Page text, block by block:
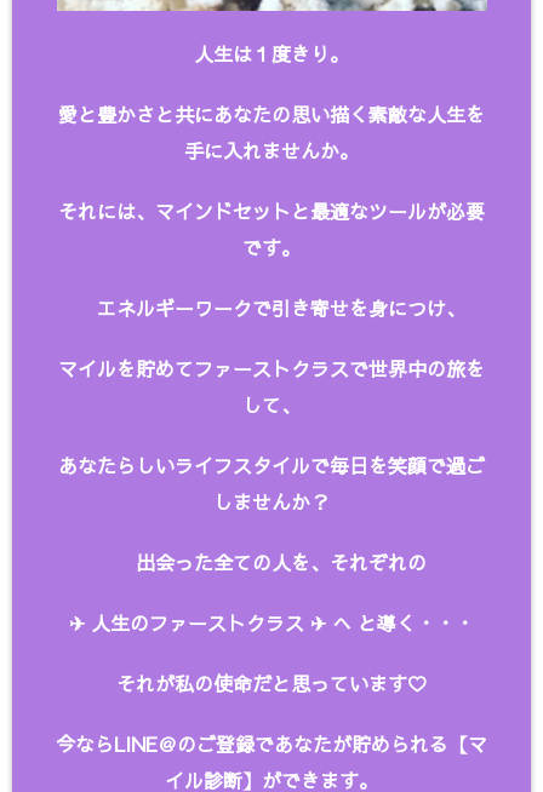
人生は１度きり。
愛と豊かさと共にあなたの思い描く素敵な人生を
手に入れませんか。
それには、マインドセットと最適なツールが必要
です。
エネルギーワークで引き寄せを身につけ、
マイルを貯めてファーストクラスで世界中の旅を
して、
あなたらしいライフスタイルで毎日を笑顔で過ご
しませんか？
出会った全ての人を、 それぞれの
✈︎ 人生のファーストクラス ✈︎ へ と導く・・・
それが私の使命だと思っています♡
今ならLINE＠のご登録であなたが貯められる【マ
イル診断】ができます。